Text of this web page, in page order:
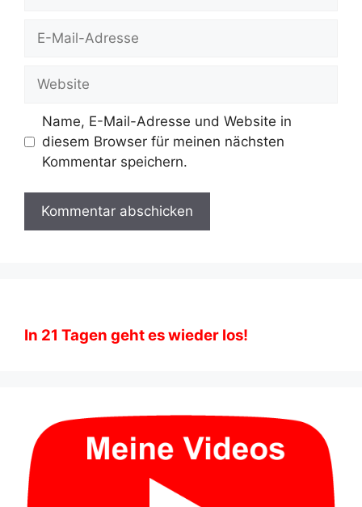
Mail-
Name, E-Mail-Adresse und Website in
diesem Browser für meinen nächsten
Kommentar speichern.
In 21 Tagen geht es wieder los!